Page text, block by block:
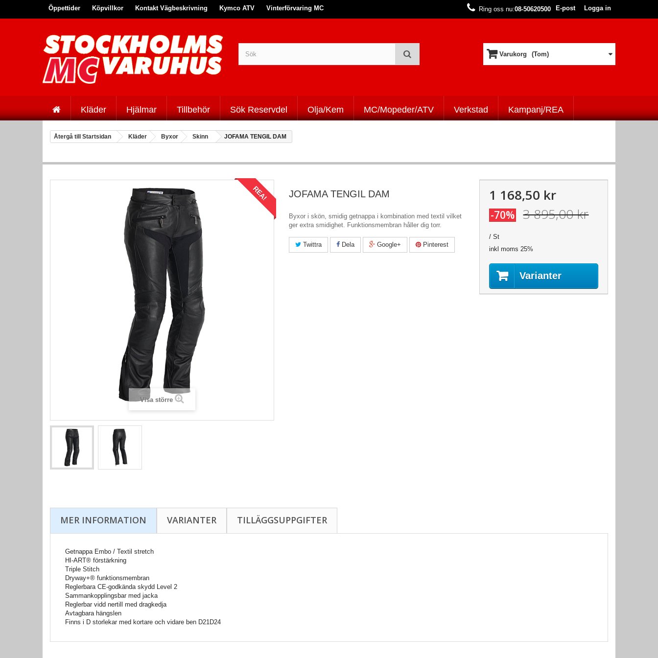
Öppettider Köpvillkor Kontakt Vägbeskrivning Kymco ATV Vinterförvaring MC Logga in
E-post
Ring oss nu:08-50620500
Varukorg (Tom)
Kläder Hjälmar Tillbehör Sök Reservdel Olja/Kem MC/Mopeder/ATV Verkstad Kampanj/REA
Återgå till Startsidan Kläder Byxor Skinn JOFAMA TENGIL DAM
REA!
Visa större
JOFAMA TENGIL DAM
Byxor i skön, smidig getnappa i kombination med textil vilket
ger extra smidighet. Funktionsmembran håller dig torr.
Twittra Dela Google+ Pinterest
1 168,50 kr
-70% 3 895,00 kr
/ St
inkl moms 25%
Varianter
MER INFORMATION VARIANTER TILLÄGGSUPPGIFTER
Getnappa Embo / Textil stretch
HI-ART® förstärkning
Triple Stitch
Dryway+® funktionsmembran
Reglerbara CE-godkända skydd Level 2
Sammankopplingsbar med jacka
Reglerbar vidd nertill med dragkedja
Avtagbara hängslen
Finns i D storlekar med kortare och vidare ben D21D24